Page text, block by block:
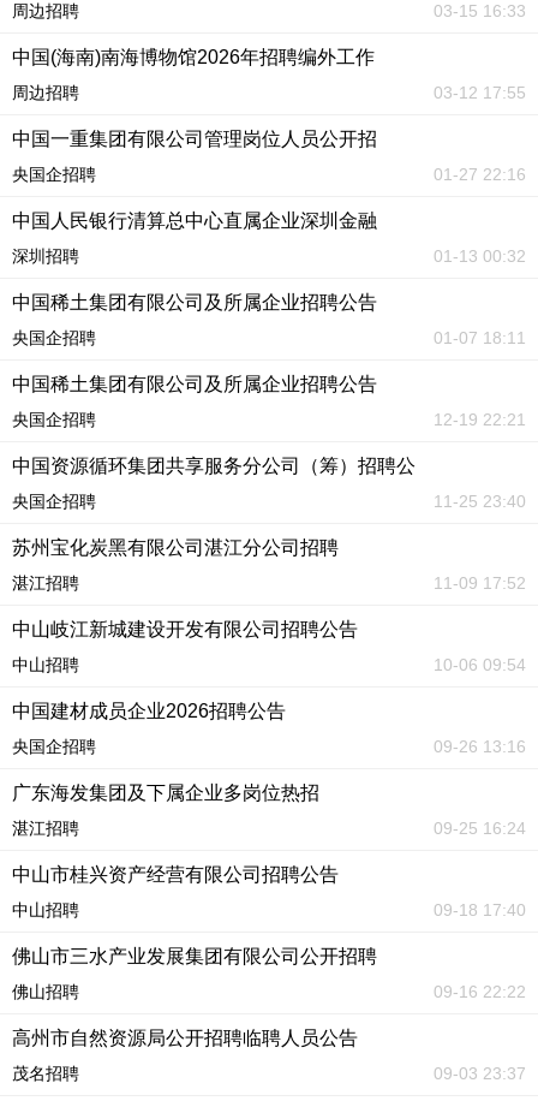
周边招聘 03-15 16:33
中国(海南)南海博物馆2026年招聘编外工作
周边招聘 03-12 17:55
中国一重集团有限公司管理岗位人员公开招
央国企招聘 01-27 22:16
中国人民银行清算总中心直属企业深圳金融
深圳招聘 01-13 00:32
中国稀土集团有限公司及所属企业招聘公告
央国企招聘 01-07 18:11
中国稀土集团有限公司及所属企业招聘公告
央国企招聘 12-19 22:21
中国资源循环集团共享服务分公司（筹）招聘公
央国企招聘 11-25 23:40
苏州宝化炭黑有限公司湛江分公司招聘
湛江招聘 11-09 17:52
中山岐江新城建设开发有限公司招聘公告
中山招聘 10-06 09:54
中国建材成员企业2026招聘公告
央国企招聘 09-26 13:16
广东海发集团及下属企业多岗位热招
湛江招聘 09-25 16:24
中山市桂兴资产经营有限公司招聘公告
中山招聘 09-18 17:40
佛山市三水产业发展集团有限公司公开招聘
佛山招聘 09-16 22:22
高州市自然资源局公开招聘临聘人员公告
茂名招聘 09-03 23:37